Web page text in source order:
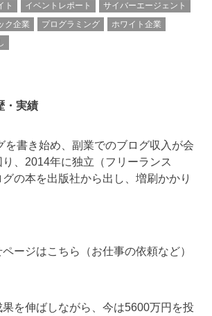
ト イベントレポート
サイバーエージェント
ク企業 プログラミング
ホワイト企業
・実績
を書き始め、副業でのブログ収入が会
、2014年に独立（フリーランス
の本を出版社から出し、増刷かかり
ージはこちら（お仕事の依頼など）
を伸ばしながら、今は5600万円を投